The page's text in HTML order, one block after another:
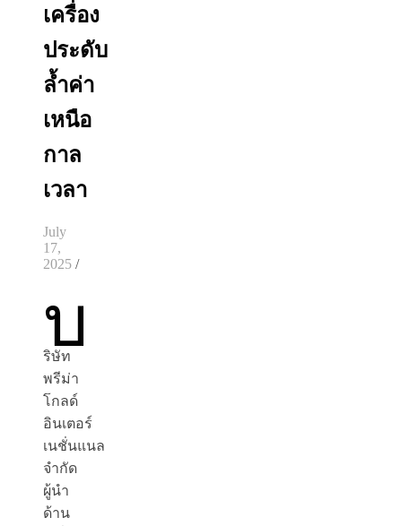
เครื่อง
ประดับ
ล้ำค่า
เหนือ
กาล
เวลา
July
17,
2025 /
บ
ริษัท
พรีม่า
โกลด์
อินเตอร์
เนชั่นแนล
จำกัด
ผู้นำ
ด้าน